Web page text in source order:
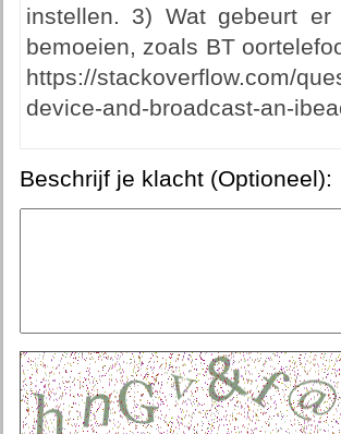
instellen. 3) Wat gebeurt
bemoeien, zoals BT
https://stackoverflow.com/
device-and-broadcast-an-
Beschrijf je klacht (Optioneel):